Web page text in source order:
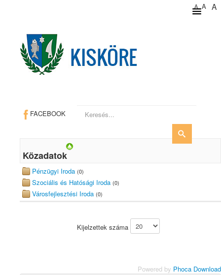
A A A
FACEBOOK
Közadatok
Pénzügyi Iroda (0)
Szociális és Hatósági Iroda (0)
Városfejlesztési Iroda (0)
Kijelzettek száma
Powered by Phoca Download